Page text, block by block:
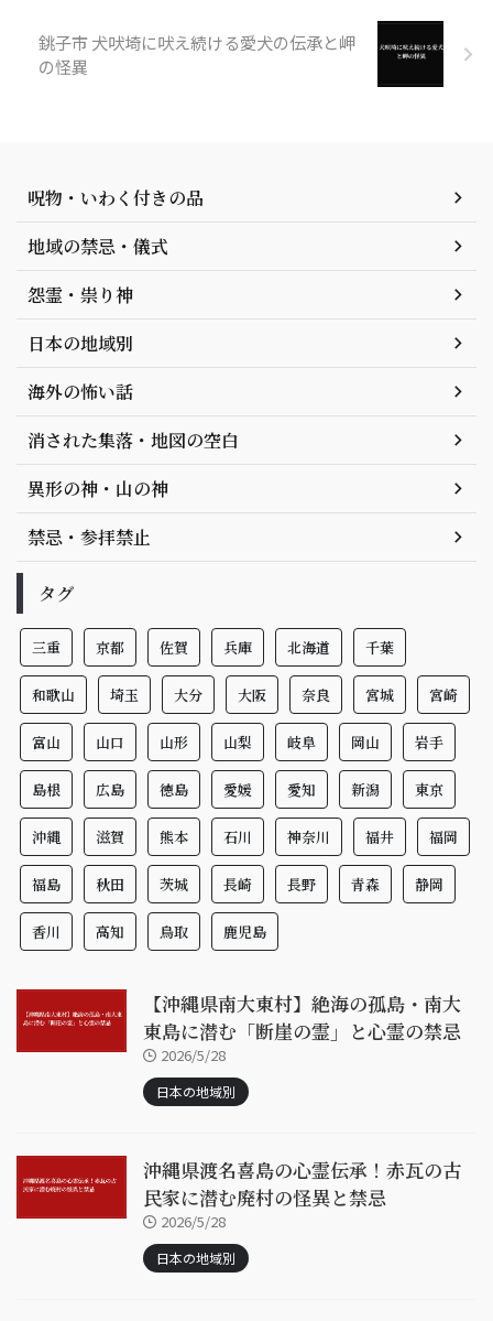
銚子市 犬吠埼に吠え続ける愛犬の伝承と岬
の怪異
呪物・いわく付きの品
地域の禁忌・儀式
怨霊・祟り神
日本の地域別
海外の怖い話
消された集落・地図の空白
異形の神・山の神
禁忌・参拝禁止
タグ
三重 京都 佐賀 兵庫 北海道 千葉
和歌山 埼玉 大分 大阪 奈良 宮城 宮崎
富山 山口 山形 山梨 岐阜 岡山 岩手
島根 広島 徳島 愛媛 愛知 新潟 東京
沖縄 滋賀 熊本 石川 神奈川 福井 福岡
福島 秋田 茨城 長崎 長野 青森 静岡
香川 高知 鳥取 鹿児島
【沖縄県南大東村】絶海の孤島・南大
東島に潜む「断崖の霊」と心霊の禁忌
2026/5/28
日本の地域別
沖縄県渡名喜島の心霊伝承！赤瓦の古
民家に潜む廃村の怪異と禁忌
2026/5/28
日本の地域別